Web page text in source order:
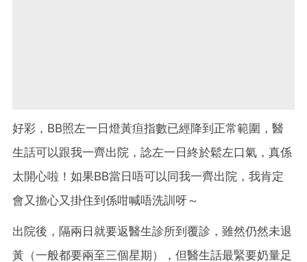
好彩，BB照左一日燈黃疸指數已經降到正常範圍，醫
生話可以跟我一齊出院，諗左一日終於鬆左口氣，真係
太開心啦！如果BB當日唔可以同我一齊出院，我肯定
會又擔心又掛住到係咁喊唔洗訓呀～
出院後，隔兩日就要返醫生診所到覆診，雖然仍然未退
黃（一般都要兩至三個星期），但醫生話最緊要奶量足